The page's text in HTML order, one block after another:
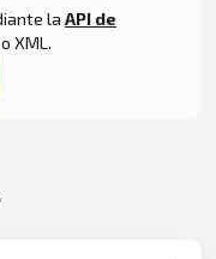
la API de
XML.